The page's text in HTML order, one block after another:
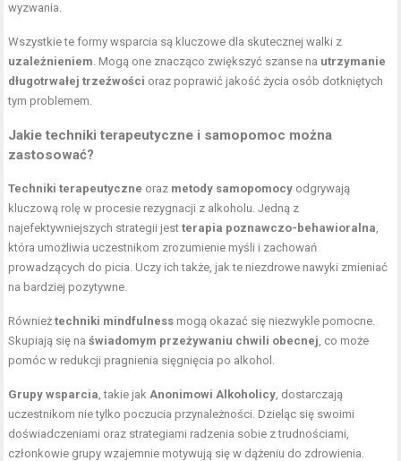
wyzwania.
Wszystkie te formy wsparcia są kluczowe dla skutecznej walki z
uzależnieniem . Mogą one znacząco zwiększyć szanse na utrzymanie
długotrwałej trzeźwości oraz poprawić jakość życia osób dotkniętych
tym problemem.
Jakie techniki terapeutyczne i samopomoc można
zastosować?
Techniki terapeutyczne oraz metody samopomocy odgrywają
kluczową rolę w procesie rezygnacji z alkoholu. Jedną z
najefektywniejszych strategii jestterapia poznawczo-behawioralna
która umożliwia uczestnikom zrozumienie myśli i zachowań
prowadzących do picia. Uczy ich także, jak te niezdrowe nawyki zmieniać
na bardziej pozytywne.
Równieżtechniki mindfulness mogą okazać się niezwykle pomocne.
Skupiają się naświadomym przeżywaniu chwili obecnej , co może
pomóc w redukcji pragnienia sięgnięcia po alkohol.
Grupy wsparcia , takie jak Anonimowi Alkoholicy , dostarczają
uczestnikom nie tylko poczucia przynależności. Dzieląc się swoimi
doświadczeniami oraz strategiami radzenia sobie z trudnościami,
członkowie grupy wzajemnie motywują się w dążeniu do zdrowienia.